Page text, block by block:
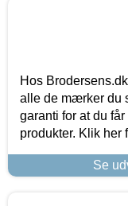
Hos
alle de mærker du
garanti for at du
produkter. Klik her
Se